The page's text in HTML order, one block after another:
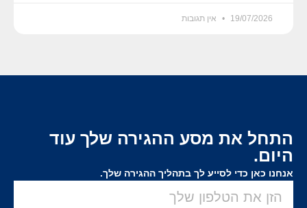
19/07/2026 אין תגובות
התחל את מסע ההגירה שלך עוד
היום.
אנחנו כאן כדי לסייע לך בתהליך ההגירה שלך.